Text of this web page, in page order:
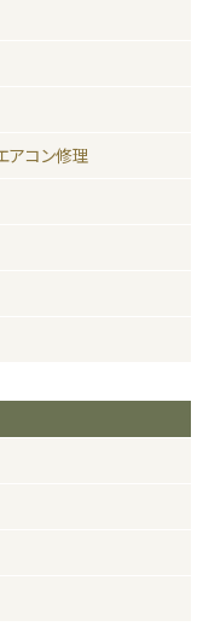
アコン修理